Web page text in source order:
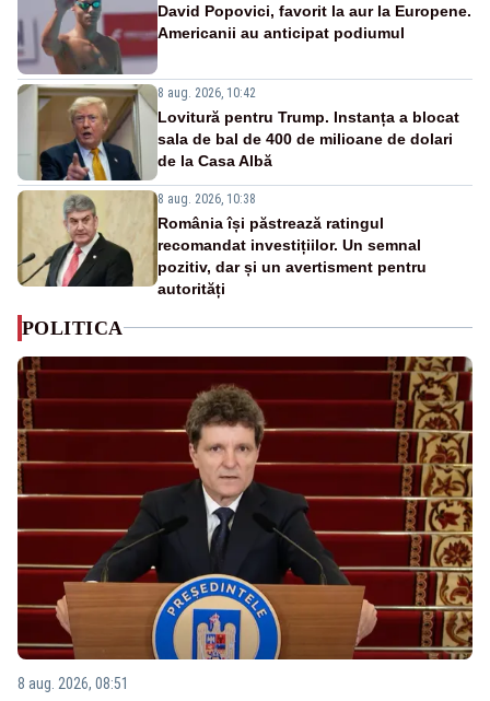
David Popovici, favorit la aur la Europene.
Americanii au anticipat podiumul
8 aug. 2026, 10:42
Lovitură pentru Trump. Instanța a blocat
sala de bal de 400 de milioane de dolari
de la Casa Albă
8 aug. 2026, 10:38
România își păstrează ratingul
recomandat investițiilor. Un semnal
pozitiv, dar și un avertisment pentru
autorități
POLITICA
8 aug. 2026, 08:51